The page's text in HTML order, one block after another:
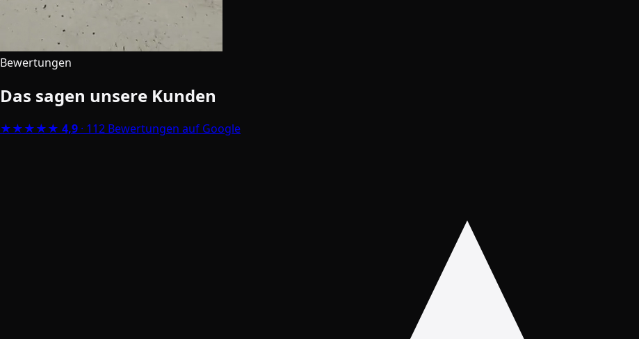
Bewertungen
Das sagen unsere Kunden
★★★★★ 4,9 · 112 Bewertungen auf Google